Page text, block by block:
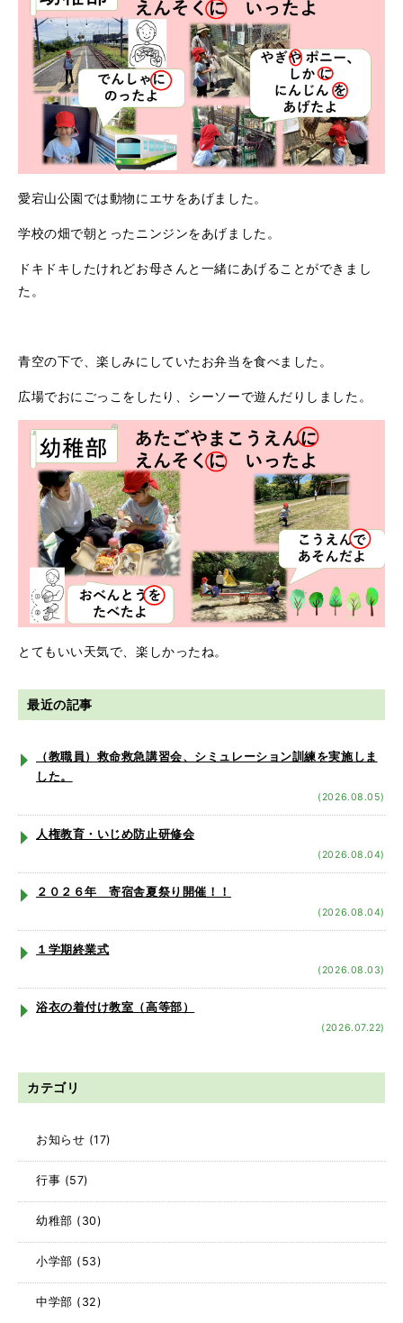
愛宕山公園では動物にエサをあげました。
学校の畑で朝とったニンジンをあげました。
ドキドキしたけれどお母さんと一緒にあげることができまし
た。
青空の下で、楽しみにしていたお弁当を食べました。
広場でおにごっこをしたり、シーソーで遊んだりしました。
とてもいい天気で、楽しかったね。
最近の記事
（教職員）救命救急講習会、シミュレーション訓練を実施しま
した。
(2026.08.05)
人権教育・いじめ防止研修会
(2026.08.04)
２０２６年 寄宿舎夏祭り開催！！
(2026.08.04)
１学期終業式
(2026.08.03)
浴衣の着付け教室（高等部）
(2026.07.22)
カテゴリ
お知らせ (17)
行事 (57)
幼稚部 (30)
小学部 (53)
中学部 (32)